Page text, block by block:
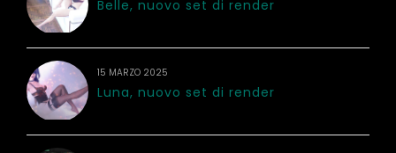
Belle, nuovo set di render
15 MARZO 2025
Luna, nuovo set di render